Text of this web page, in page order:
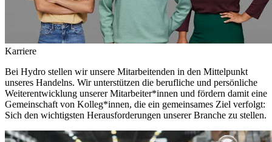
Karriere
Bei Hydro stellen wir unsere Mitarbeitenden in den Mittelpunkt
unseres Handelns. Wir unterstützen die berufliche und persönliche
Weiterentwicklung unserer Mitarbeiter*innen und fördern damit eine
Gemeinschaft von Kolleg*innen, die ein gemeinsames Ziel verfolgt:
Sich den wichtigsten Herausforderungen unserer Branche zu stellen.